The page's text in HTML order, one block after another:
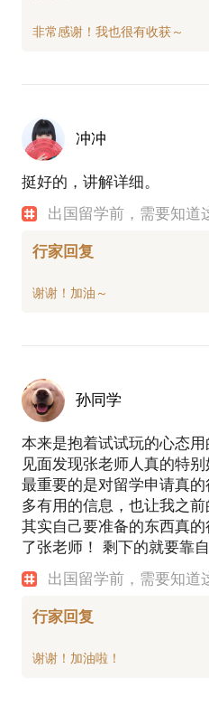
冲冲
挺好的，讲解详细。
出国留学前，需要知道
行家回复
孙同学
本来是抱着试试玩的心态
见面发现张老师人真的特
最重要的是对留学申请真
多有用的信息，也让我之
其实自己要准备的东西真
了张老师！ 剩下的就要靠
出国留学前，需要知道
行家回复